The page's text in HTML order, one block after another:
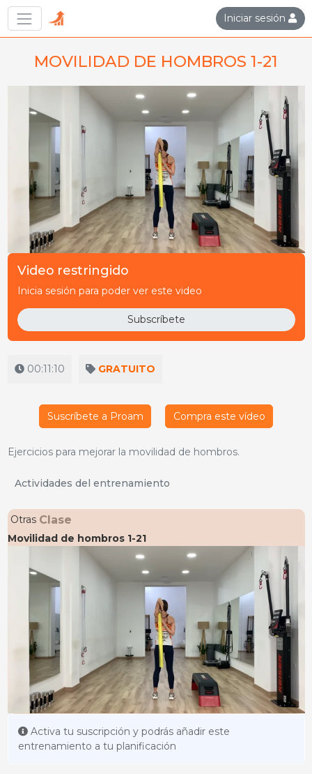
Iniciar sesión
MOVILIDAD DE HOMBROS 1-21
Video restringido
Inicia sesión para poder ver este video
Subscríbete
00:11:10 GRATUITO
Suscríbete a Proam Compra este vídeo
Ejercicios para mejorar la movilidad de hombros.
Actividades del entrenamiento
Otras Clase
Movilidad de hombros 1-21
Activa tu suscripción y podrás añadir este
entrenamiento a tu planificación